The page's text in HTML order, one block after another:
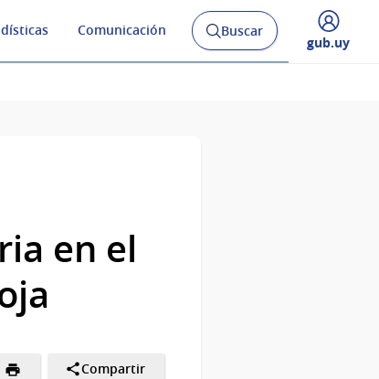
Comunicación
Abrir
buscador
Buscar
Desplegar
gub.uy
en el
Compartir